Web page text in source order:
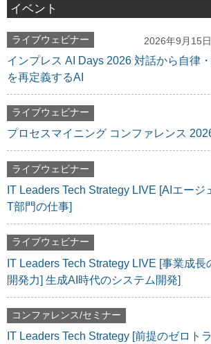
イベント
ライブウェビナー 2026年9月15
インプレス AI Days 2026 対話から自律
を再定義するAI
ライブウェビナー
プロセスマイニング コンファレンス
ライブウェビナー
IT Leaders Tech Strategy LIVE [AIエージ
T部門の仕事]
ライブウェビナー
IT Leaders Tech Strategy LIVE [事業成
開発力] 生成AI時代のシステム開発]
コンファレンス/セミナー
IT Leaders Tech Strategy [前提のゼロト